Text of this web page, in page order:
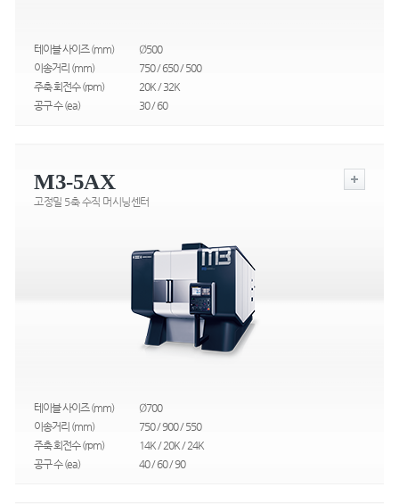
테이블 사이즈 (mm)
Ø500
이송거리 (mm)
750 / 650 / 500
주축 회전수 (rpm)
20K / 32K
공구 수 (ea)
30 / 60
M3-5AX
고정밀 5축 수직 머시닝센터
테이블 사이즈 (mm)
Ø700
이송거리 (mm)
750 / 900 / 550
주축 회전수 (rpm)
14K / 20K / 24K
공구 수 (ea)
40 / 60 / 90